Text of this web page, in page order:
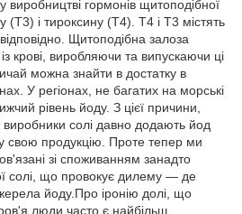
виробництві гормонів щитоподібної
(Т3) і тироксину (Т4). T4 і T3 містять
Щитоподібна залоза
крові, виробляючи та випускаючи ці
можна знайти в достатку в
У регіонах, не багатих на морські
рівень йоду. З цієї причини,
виробники солі давно додають йод
свою продукцію. Проте тепер ми
зі споживанням занадто
солі, що провокує дилему — де
йоду.Про іронію долі, що
люди часто є найбільш